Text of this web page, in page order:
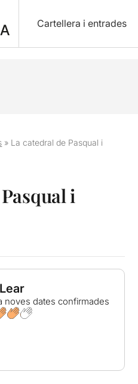
Cartellera i entrades
» La catedral de Pasqual i
i
noves dates confirmades